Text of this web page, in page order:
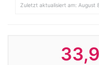
Zuletzt aktualisiert am: August